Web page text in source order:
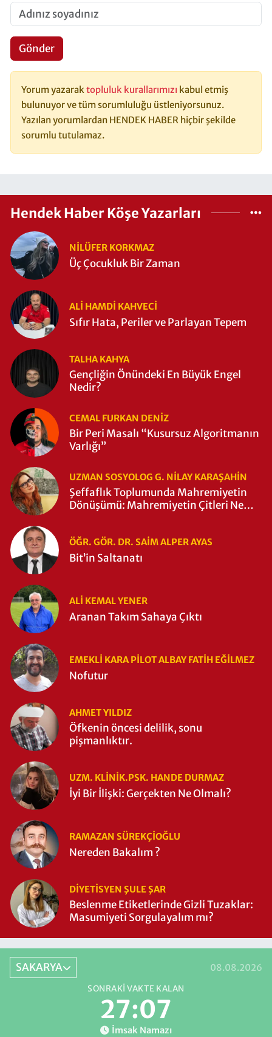
Gönder
Yorum yazaraktopluluk kurallarımızı kabul etmiş
bulunuyor ve tüm sorumluluğu üstleniyorsunuz.
Yazılan yorumlardan HENDEK HABER hiçbir şekilde
sorumlu tutulamaz.
Hendek Haber Köşe Yazarları
NILÜFER KORKMAZ
Üç Çocukluk Bir Zaman
ALI HAMDI KAHVECİ
Sıfır Hata, Periler ve Parlayan Tepem
TALHA KAHYA
Gençliğin Önündeki En Büyük Engel
Nedir?
CEMAL FURKAN DENİZ
Bir Peri Masalı “Kusursuz Algoritmanın
Varlığı”
UZMAN SOSYOLOG G. NILAY KARAŞAHİN
Şeffaflık Toplumunda Mahremiyetin
Dönüşümü: Mahremiyetin Çitleri Ne
ÖĞR. GÖR. DR. SAIM ALPER AYAS
Bit’in Saltanatı
ALI KEMAL YENER
Aranan Takım Sahaya Çıktı
EMEKLI KARA PILOT ALBAY FATIH EĞİLMEZ
Nofutur
AHMET YILDIZ
Öfkenin öncesi delilik, sonu
pişmanlıktır.
UZM. KLINIK.PSK. HANDE DURMAZ
İyi Bir İlişki: Gerçekten Ne Olmalı?
RAMAZAN SÜREKÇIOĞLU
Nereden Bakalım ?
DIYETISYEN ŞULE ŞAR
Beslenme Etiketlerinde Gizli Tuzaklar:
Masumiyeti Sorgulayalım mı?
SAKARYA 08.08.2026
SONRAKI VAKTE KALAN
27:06
İmsak Namazı